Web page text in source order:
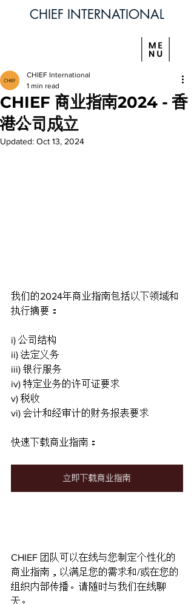
CHIEF INTERNATIONAL
CHIEF 商业指南2024 - 香
港公司成立
CHIEF International
1 min read
Updated: Oct 13, 2024
我们的2024年商业指南包括以下领域和
执行摘要：
i) 公司结构
ii) 法定义务
iii) 银行服务
iv) 特定业务的许可证要求
v) 税收
vi) 会计和经审计的财务报表要求
快速下载商业指南：
立即下载商业指南
CHIEF 团队可以在线与您制定个性化的
商业指南，以满足您的需求和/或在您的
组织内部传播。请随时与我们在线聊
天。